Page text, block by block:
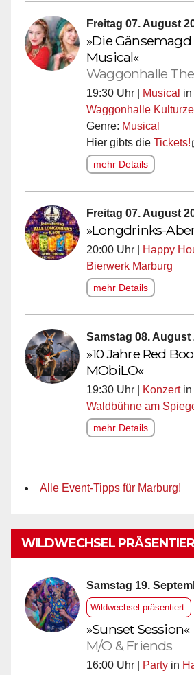
Freitag 07. August
»Die
Musical«
Waggonhalle
19:30 Uhr | Musical in
Waggonhalle
Genre: Musical
Hier gibts die Tickets!
mehr Details
Freitag 07. August
»Longdrinks-
20:00 Uhr | Happy
Bierwerk Marburg
mehr Details
Samstag 08. August
»10 Jahre Red
MObiLO«
19:30 Uhr | Konzertin
Waldbühne am
mehr Details
Alle Event-Tipps für Marburg!
WILDWECHSEL
Samstag 19.
Wildwechsel präsentiert:
»Sunset Session«
M/O & Friends
16:00 Uhr | Party in